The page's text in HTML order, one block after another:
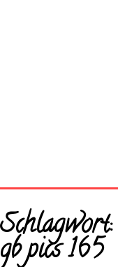
Startseite
Neue Bilder
Schlagwort:
gb pics 165